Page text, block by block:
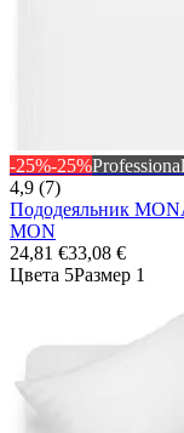
-25%-25%Professional
4,9 (7)
Пододеяльник
MON
24,81 €33,08 €
Цвета 5Размер 1